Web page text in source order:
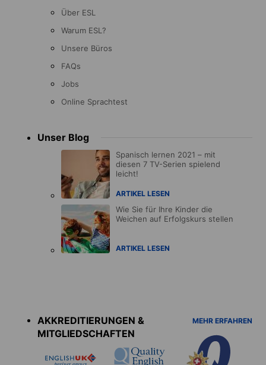
Über ESL
Warum ESL?
Unsere Büros
FAQs
Jobs
Online Sprachtest
Unser Blog
Spanisch lernen 2021 – mit
diesen 7 TV-Serien spielend
leicht!
ARTIKEL LESEN
Wie Sie für Ihre Kinder die
Weichen auf Erfolgskurs stellen
ARTIKEL LESEN
AKKREDITIERUNGEN &
MITGLIEDSCHAFTEN
MEHR ERFAHREN